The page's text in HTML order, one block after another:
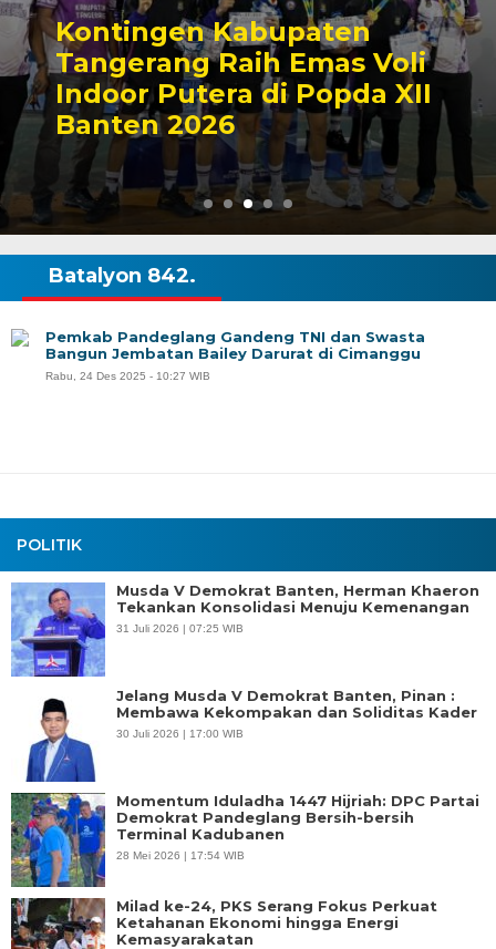
Kontingen Kabupaten
Tangerang Raih Emas Voli
Indoor Putera di Popda XII
Banten 2026
POLITIK
Musda V Demokrat Banten, Herman Khaeron
Tekankan Konsolidasi Menuju Kemenangan
31 Juli 2026 | 07:25 WIB
Jelang Musda V Demokrat Banten, Pinan :
Membawa Kekompakan dan Soliditas Kader
30 Juli 2026 | 17:00 WIB
Momentum Iduladha 1447 Hijriah: DPC Partai
Demokrat Pandeglang Bersih-bersih
Terminal Kadubanen
28 Mei 2026 | 17:54 WIB
Milad ke-24, PKS Serang Fokus Perkuat
Ketahanan Ekonomi hingga Energi
Kemasyarakatan
Batalyon 842.
Pemkab Pandeglang Gandeng TNI dan Swasta
Bangun Jembatan Bailey Darurat di Cimanggu
Rabu, 24 Des 2025 - 10:27 WIB